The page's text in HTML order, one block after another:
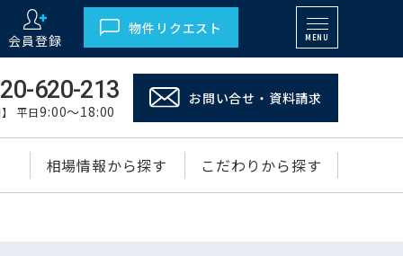
会員登録
物件リクエスト
MENU
620-213
】 平日9:00～18:00
お問い合せ・資料請求
相場情報から探す こだわりから探す